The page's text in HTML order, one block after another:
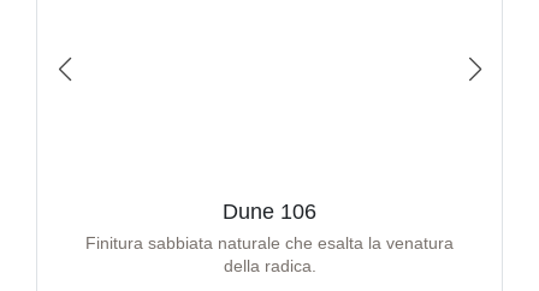
Dune 106
Finitura sabbiata naturale che esalta la venatura
della radica.